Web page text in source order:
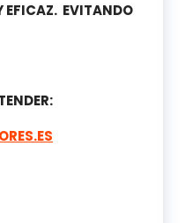
EFICAZ. EVITANDO